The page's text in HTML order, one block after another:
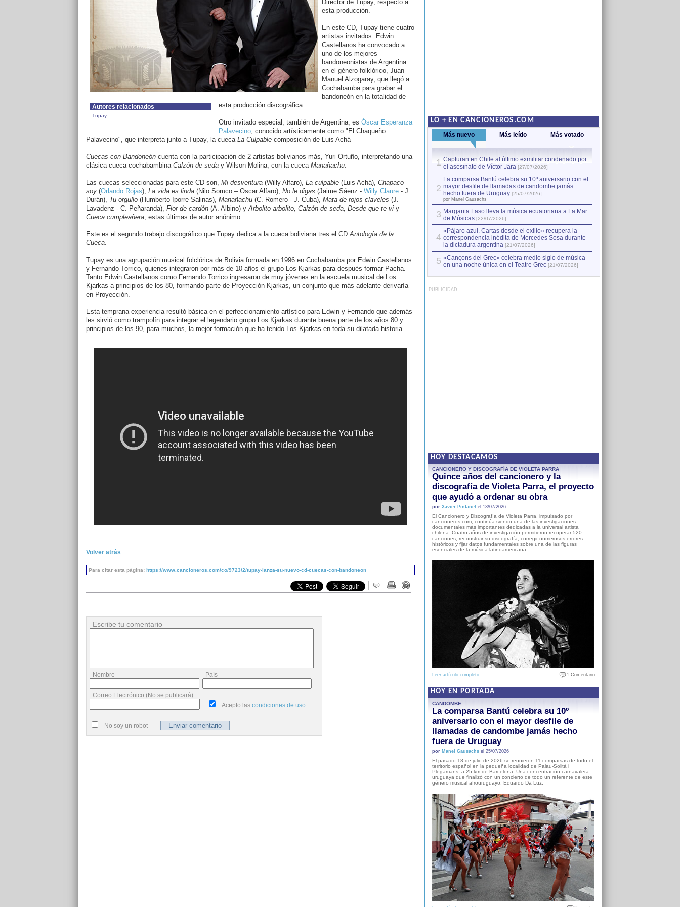
Autores relacionados
Tupay
Director de Tupay, respecto a
esta producción.
En este CD, Tupay tiene cuatro
artistas invitados. Edwin
Castellanos ha convocado a
uno de los mejores
bandoneonistas de Argentina
en el género folklórico, Juan
Manuel Alzogaray, que llegó a
Cochabamba para grabar el
bandoneón en la totalidad de
esta producción discográfica.
Otro invitado especial, también de Argentina, es Óscar Esperanza
Palavecino, conocido artísticamente como "El Chaqueño
Palavecino", que interpreta junto a Tupay, la cueca La Culpablecomposición de Luis Achá
Cuecas con Bandoneóncuenta con la participación de 2 artistas bolivianos más, Yuri Ortuño, interpretando una
clásica cueca cochabambina Calzón de seday Wilson Molina, con la cueca Manañachu.
Las cuecas seleccionadas para este CD son, Mi desventura (Willy Alfaro), La culpable (Luis Achá), Chapaco
soy (Orlando Rojas), La vida es linda (Nilo Soruco – Oscar Alfaro), No le digas (Jaime Sáenz - Willy Claure- J.
Durán), Tu orgullo (Humberto Iporre Salinas), Manañachu (C. Romero - J. Cuba), Mata de rojos claveles (J.
Lavadenz - C. Peñaranda), Flor de cardón (A. Albino) yArbolito arbolito, Calzón de seda, Desde que te viy
Cueca cumpleañera, estas últimas de autor anónimo.
Este es el segundo trabajo discográfico que Tupay dedica a la cueca boliviana tres el CDAntología de la
Cueca.
Tupay es una agrupación musical folclórica de Bolivia formada en 1996 en Cochabamba por Edwin Castellanos
y Fernando Torrico, quienes integraron por más de 10 años el grupo Los Kjarkas para después formar Pacha.
Tanto Edwin Castellanos como Fernando Torrico ingresaron de muy jóvenes en la escuela musical de Los
Kjarkas a principios de los 80, formando parte de Proyección Kjarkas, un conjunto que más adelante derivaría
en Proyección.
Esta temprana experiencia resultó básica en el perfeccionamiento artístico para Edwin y Fernando que además
les sirvió como trampolín para integrar el legendario grupo Los Kjarkas durante buena parte de los años 80 y
principios de los 90, para muchos, la mejor formación que ha tenido Los Kjarkas en toda su dilatada historia.
Volver atrás
Para citar esta página: https://www.cancioneros.com/co/9723/2/tupay-lanza-su-nuevo-cd-cuecas-con-bandoneon
Escribe tu comentario
Nombre País
Correo Electrónico (No se publicará)
Acepto las condiciones de uso
No soy un robot
LO + EN CANCIONEROS.COM
Más nuevo Más leído Más votado
1 Capturan en Chile al último exmilitar condenado por
el asesinato de Víctor Jara [27/07/2026]
2
La comparsa Bantú celebra su 10º aniversario con el
mayor desfile de llamadas de candombe jamás
hecho fuera de Uruguay [25/07/2026]
por Manel Gausachs
3 Margarita Laso lleva la música ecuatoriana a La Mar
de Músicas [22/07/2026]
4
«Pájaro azul. Cartas desde el exilio» recupera la
correspondencia inédita de Mercedes Sosa durante
la dictadura argentina [21/07/2026]
5 «Cançons del Grec» celebra medio siglo de música
en una noche única en el Teatre Grec [21/07/2026]
PUBLICIDAD
HOY DESTACAMOS
CANCIONERO Y DISCOGRAFÍA DE VIOLETA PARRA
Quince años del cancionero y la
discografía de Violeta Parra, el proyecto
que ayudó a ordenar su obra
por Xavier Pintanel el 13/07/2026
El Cancionero y Discografía de Violeta Parra, impulsado por
cancioneros.com, continúa siendo una de las investigaciones
documentales más importantes dedicadas a la universal artista
chilena. Cuatro años de investigación permitieron recuperar 520
canciones, reconstruir su discografía, corregir numerosos errores
históricos y fijar datos fundamentales sobre una de las figuras
esenciales de la música latinoamericana.
Leer artículo completo 1 Comentario
HOY EN PORTADA
CANDOMBE
La comparsa Bantú celebra su 10º
aniversario con el mayor desfile de
llamadas de candombe jamás hecho
fuera de Uruguay
por Manel Gausachsel 25/07/2026
El pasado 18 de julio de 2026 se reunieron 11 comparsas de todo el
territorio español en la pequeña localidad de Palau-Solità i
Plegamans, a 25 km de Barcelona. Una concentración carnavalera
uruguaya que finalizó con un concierto de todo un referente de este
género musical afrouruguayo, Eduardo Da Luz.